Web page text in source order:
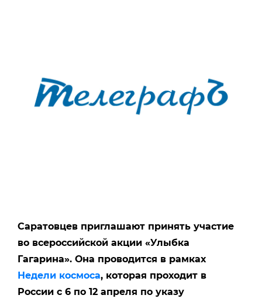
Саратовцев приглашают принять участие
во всероссийской акции «Улыбка
Гагарина». Она проводится в рамках
Недели космоса, которая проходит в
России с 6 по 12 апреля по указу